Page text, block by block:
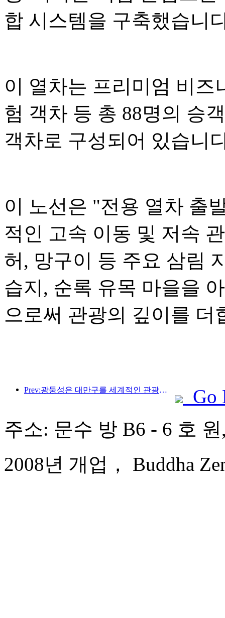
합 시스템을 구축했습니
이 열차는 프리미엄 비즈
험 객차 등 총 88명의 승
객차로 구성되어 있습니
이 노선은 "전용 열차 출
적인 고속 이동 및 저속
허, 망구이 등 주요 삼림
습지, 순록 유목 마을을
으로써 관광의 깊이를 더
Prev:광둥성은 대만구를 세계적인 관광지로 만들기 위한 서비스 산업 역량 확충 계획을 발표했습니다.
Go
주소: 문수 방 B6 - 6 호
2008년 개업， Buddha